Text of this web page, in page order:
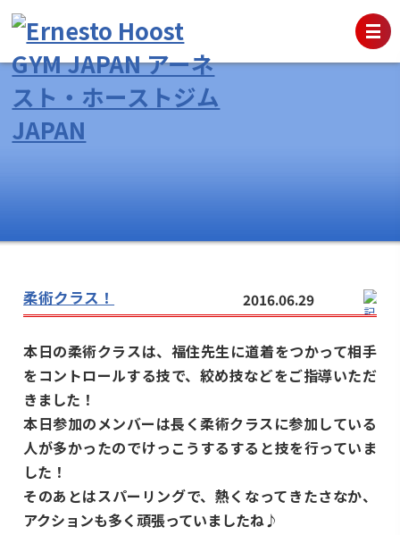
柔術クラス！ 2016.06.29
本日の柔術クラスは、福住先生に道着をつかって相手
をコントロールする技で、絞め技などをご指導いただ
きました！
本日参加のメンバーは長く柔術クラスに参加している
人が多かったのでけっこうするすると技を行っていま
した！
そのあとはスパーリングで、熱くなってきたさなか、
アクションも多く頑張っていましたね♪